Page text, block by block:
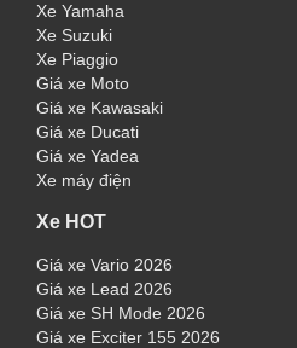
Xe Yamaha
Xe Suzuki
Xe Piaggio
Giá xe Moto
Giá xe Kawasaki
Giá xe Ducati
Giá xe Yadea
Xe máy điện
Xe HOT
Giá xe Vario 2026
Giá xe Lead 2026
Giá xe SH Mode 2026
Giá xe Exciter 155 2026